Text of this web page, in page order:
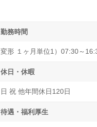
勤務時間
変形 １ヶ月単位1）07:30～
休日・休暇
日 祝 他年間休日120日
待遇・福利厚生